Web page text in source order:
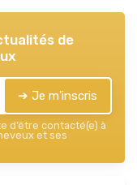
de
➔ Je m'inscris
d’être contacté(e) à
et ses